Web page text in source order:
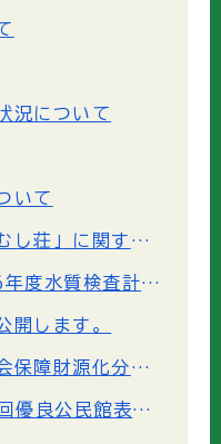
況について
いて
松川村温泉施設「すずむし荘」に関するサウンディング型市場調査結果について
松川村水道事業 令和6年度水質検査計画について
開します。
地方消費税交付金（社会保障財源化分）が充てられる社会保障施策に要する経費
松川村公民館が「第77回優良公民館表彰」を受賞しました！